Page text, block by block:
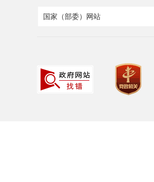
国家（部委）网站